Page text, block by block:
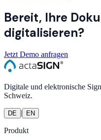
Bereit, Ihre
digitalisieren?
Jetzt Demo anfragen
Digitale und elektronische
Schweiz.
DE | EN
Produkt